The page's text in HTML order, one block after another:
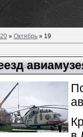
» Октябрь » 19